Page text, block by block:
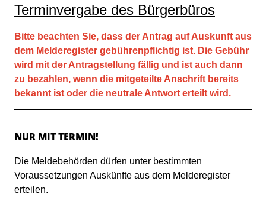
Kurzbeschreibung
Terminvergabe des Bürgerbüros
Bitte beachten Sie, dass der Antrag auf Auskunft aus
dem Melderegister gebührenpflichtig ist. Die Gebühr
wird mit der Antragstellung fällig und ist auch dann
zu bezahlen, wenn die mitgeteilte Anschrift bereits
bekannt ist oder die neutrale Antwort erteilt wird.
Beschreibung
NUR MIT TERMIN!
Die Meldebehörden dürfen unter bestimmten
Voraussetzungen Auskünfte aus dem Melderegister
erteilen.